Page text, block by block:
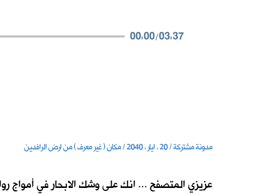
00:00/03:37
مدونة مشتركة / 20 ، ايار ، 2040 / مكان ( غير معرف ) من ارض الرافدين